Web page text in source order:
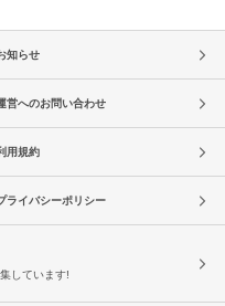
知らせ
営へのお問い合わせ
用規約
ライバシーポリシー
しています!